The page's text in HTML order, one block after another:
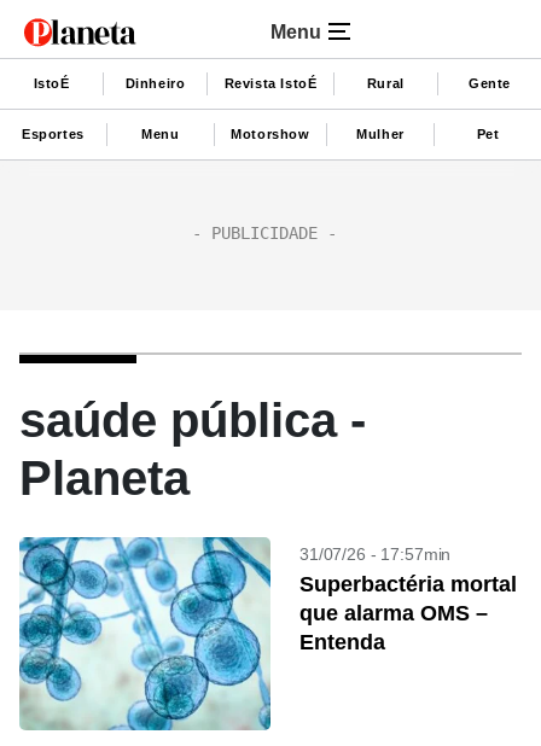
Menu
IstoÉ Dinheiro Revista IstoÉ Rural Gente
Esportes Menu Motorshow Mulher Pet
saúde pública -
Planeta
31/07/26 - 17:57min
Superbactéria mortal
que alarma OMS –
Entenda